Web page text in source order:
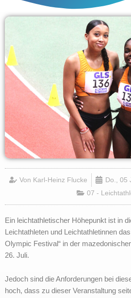
Von Karl-Heinz Flucke Do., 05
07 -
Ein leichtathletischer Höhepunkt ist in
Leichtathleten und Leichtathletinnen
Olympic Festival“ in der
26. Juli.
Jedoch sind die Anforderungen bei
hoch, dass zu dieser Veranstaltung